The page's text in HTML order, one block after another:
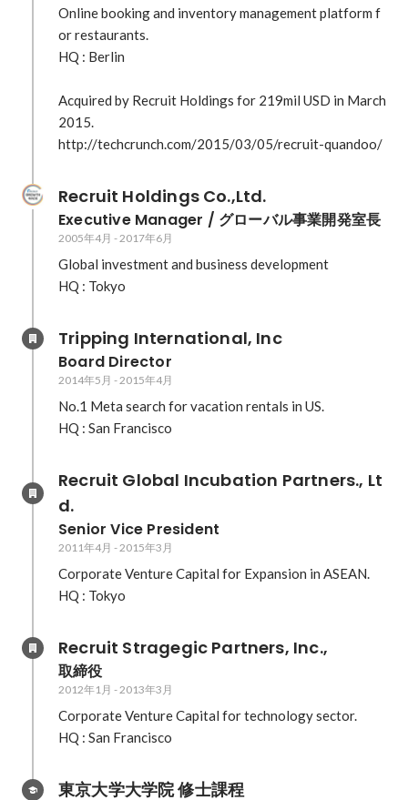
社数1万社突破、登録職人はまもなく11万人に
https://jp.techcrunch.com/2019/06/03/union-
tec-sustina/ 建設職人マッチングのユニオンテッ
https://jp.techcrunch.com/2019/02/18/union-
tec-dcm-billion/ CNET / 家具レンタルから職人マ
ッチングまで、シェアエコサービスの今
ンテック、データ活用で最適、正確マッチング
https://japan.cnet.com/article/35150517/
Diamond Signal / 台風被害のブルーシート張りボ
乗り出す理由
https://signal.diamond.jp/articles/-/44
Online booking and inventory management platform f
or restaurants.
HQ : Berlin
Acquired by Recruit Holdings for 219mil USD in March
2015.
http://techcrunch.com/2015/03/05/recruit-quandoo/
Recruit Holdings Co.,Ltd.
Executive Manager / グローバル事業開発室長
2005年4月 - 2017年6月
Global investment and business development
Tripping International, Inc
Board Director
2014年5月 - 2015年4月
No.1 Meta search for vacation rentals in US.
HQ : San Francisco
Recruit Global Incubation Partners., Lt
d.
Senior Vice President
2011年4月 - 2015年3月
Corporate Venture Capital for Expansion in ASEAN.
HQ : Tokyo
Recruit Stragegic Partners, Inc.,
取締役
2012年1月 - 2013年3月
Corporate Venture Capital for technology sector.
HQ : San Francisco
東京大学大学院 修士課程